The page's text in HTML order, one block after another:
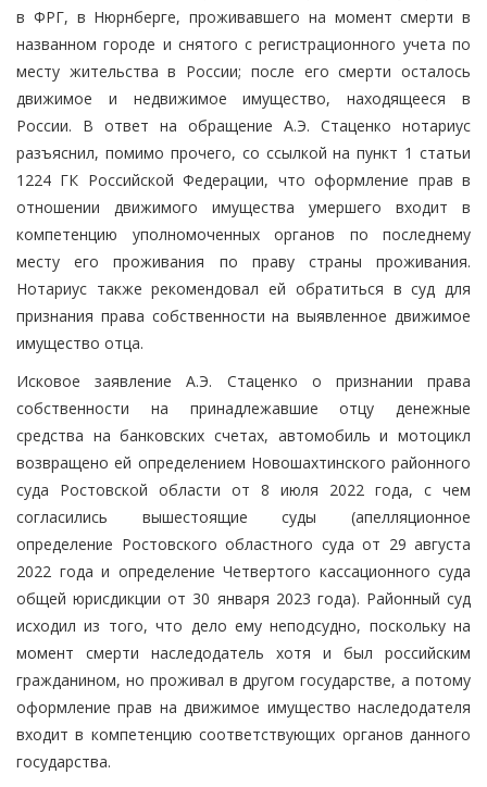
в ФРГ, в Нюрнберге, проживавшего на момент смерти в
названном городе и снятого с регистрационного учета по
месту жительства в России; после его смерти осталось
движимое и недвижимое имущество, находящееся в
России. В ответ на обращение А.Э. Стаценко нотариус
разъяснил, помимо прочего, со ссылкой на пункт 1 статьи
1224 ГК Российской Федерации, что оформление прав в
отношении движимого имущества умершего входит в
компетенцию уполномоченных органов по последнему
месту его проживания по праву страны проживания.
Нотариус также рекомендовал ей обратиться в суд для
признания права собственности на выявленное движимое
имущество отца.
Исковое заявление А.Э. Стаценко о признании права
собственности на принадлежавшие отцу денежные
средства на банковских счетах, автомобиль и мотоцикл
возвращено ей определением Новошахтинского районного
суда Ростовской области от 8 июля 2022 года, с чем
согласились вышестоящие суды (апелляционное
определение Ростовского областного суда от 29 августа
2022 года и определение Четвертого кассационного суда
общей юрисдикции от 30 января 2023 года). Районный суд
исходил из того, что дело ему неподсудно, поскольку на
момент смерти наследодатель хотя и был российским
гражданином, но проживал в другом государстве, а потому
оформление прав на движимое имущество наследодателя
входит в компетенцию соответствующих органов данного
государства.